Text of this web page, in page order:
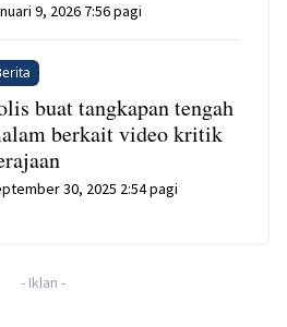
9, 2026 7:56 pagi
buat tangkapan tengah
berkait video kritik
30, 2025 2:54 pagi
- Iklan -